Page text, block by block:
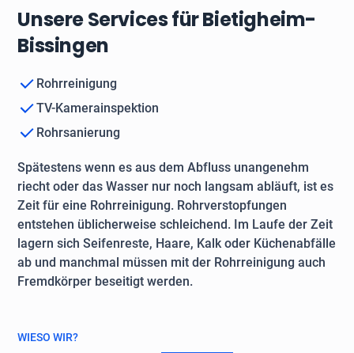
Unsere Services für Bietigheim-
Bissingen
Rohrreinigung
TV-Kamerainspektion
Rohrsanierung
Spätestens wenn es aus dem Abfluss unangenehm
riecht oder das Wasser nur noch langsam abläuft, ist es
Zeit für eine Rohrreinigung. Rohrverstopfungen
entstehen üblicherweise schleichend. Im Laufe der Zeit
lagern sich Seifenreste, Haare, Kalk oder Küchenabfälle
ab und manchmal müssen mit der Rohrreinigung auch
Fremdkörper beseitigt werden.
WIESO WIR?